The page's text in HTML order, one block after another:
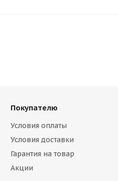
Покупателю
Условия оплаты
Условия доставки
Гарантия на товар
Акции